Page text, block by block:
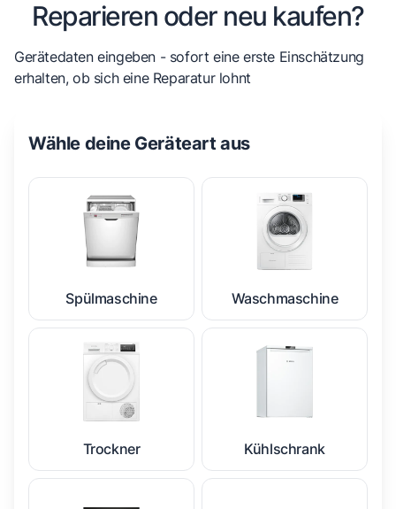
Reparieren oder neu kaufen?
Gerätedaten eingeben - sofort eine erste Einschätzung
erhalten, ob sich eine Reparatur lohnt
Wähle deine Geräteart aus
Spülmaschine Waschmaschine
Trockner Kühlschrank